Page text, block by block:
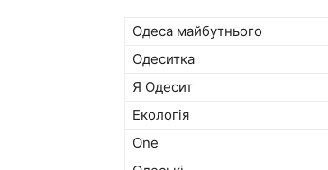
Одеса майбутнього
Одеситка
Я Одесит
Екологія
One